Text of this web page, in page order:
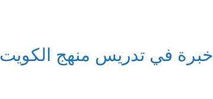
في تدريس منهج الكويت